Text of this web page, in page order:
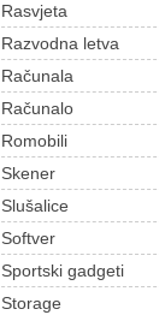
Rasvjeta
Razvodna letva
Računala
Računalo
Romobili
Skener
Slušalice
Softver
Sportski gadgeti
Storage